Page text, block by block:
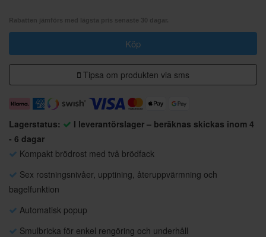
Köp
Tipsa om produkten via sms
Lagerstatus:
I leverantörslager – beräknas skickas inom 4
- 6 dagar
Kompakt brödrost med två brödfack
Sex rostningsnivåer, upptining, återuppvärmning och
bagelfunktion
Automatisk popup
Smulbricka för enkel rengöring och underhåll